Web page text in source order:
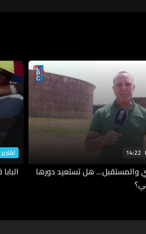
14:22
والمستقبل... هل تستعيد دورها